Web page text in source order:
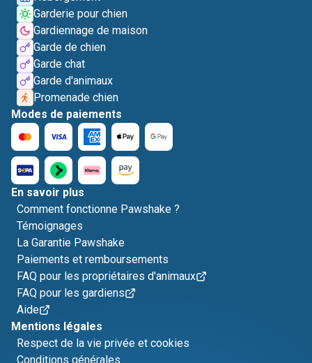
Garderie pour chien
Gardiennage de maison
Garde de chien
Garde chat
Garde d'animaux
Promenade chien
Modes de paiements
En savoir plus
Comment fonctionne Pawshake ?
Témoignages
La Garantie Pawshake
Paiements et remboursements
FAQ pour les propriétaires d'animaux
FAQ pour les gardiens
Aide
Mentions légales
Respect de la vie privée et cookies
Conditions générales